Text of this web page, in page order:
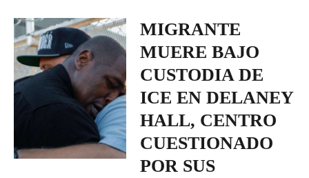
MIGRANTE
MUERE BAJO
CUSTODIA DE
ICE EN DELANEY
HALL, CENTRO
CUESTIONADO
POR SUS